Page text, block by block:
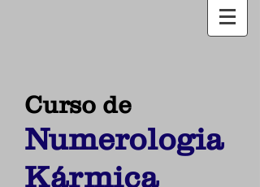
Curso de
Numerologia
Kármica